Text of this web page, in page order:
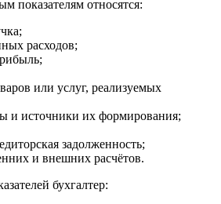
показателям относятся:
расходов;
или услуг, реализуемых
и источники их формирования;
задолженность;
и внешних расчётов.
бухгалтер: